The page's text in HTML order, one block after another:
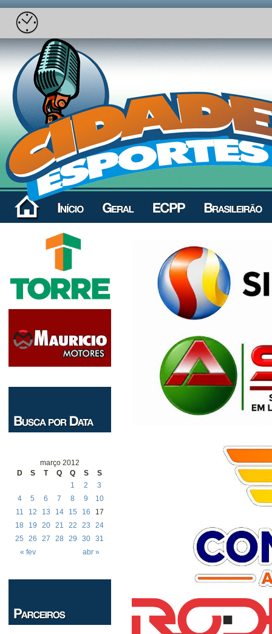
março 2012
D
S T Q Q S S
« fev abr »
1 2
3
4
5 6 7 8 9
10
11
12 13 14 15 16
17
18
19 20 21 22 23
24
25
26 27 28 29 30 31